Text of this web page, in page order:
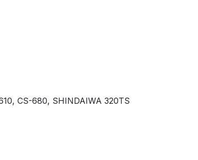
CS-680, SHINDAIWA 320TS